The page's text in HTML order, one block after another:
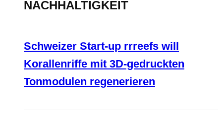
NACHHALTIGKEIT
Schweizer Start-up rrreefs will
Korallenriffe mit 3D-gedruckten
Tonmodulen regenerieren